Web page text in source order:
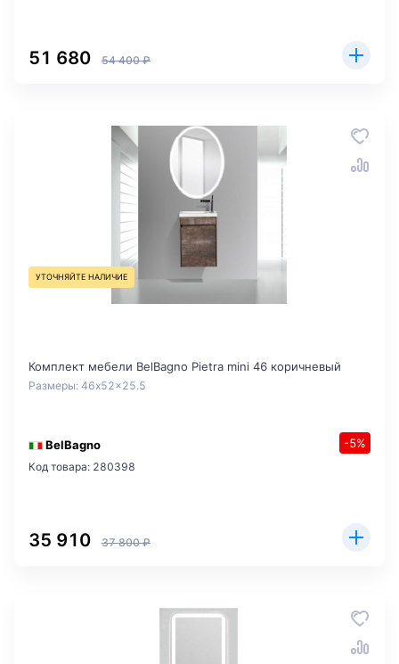
51 680 54 400 ₽
УТОЧНЯЙТЕ НАЛИЧИЕ
Комплект мебели BelBagno Pietra mini 46 коричневый
Размеры: 46x52x25.5
BelBagno -5%
Код товара: 280398
35 910 37 800 ₽